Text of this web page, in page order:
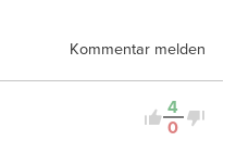
Kommentar melden
4
0